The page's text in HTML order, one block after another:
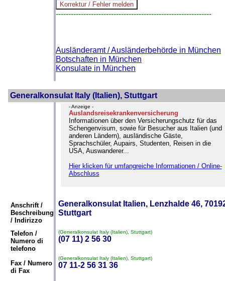
--------------------------------------------------------------
Ausländeramt / Ausländerbehörde in München
Botschaften in München
Konsulate in München
Generalkonsulat Italy (Italien), Stuttgart
- Anzeige -
Auslandsreisekrankenversicherung
Informationen über den Versicherungschutz für das
Schengenvisum, sowie für Besucher aus Italien (und
anderen Ländern), ausländische Gäste,
Sprachschüler, Aupairs, Studenten, Reisen in die
USA, Auswanderer...
Hier klicken für umfangreiche Informationen / Online-
Abschluss
Anschrift /
Beschreibung
/ Indirizzo
Generalkonsulat Italien, Lenzhalde 46,
Stuttgart
Telefon /
Numero di
telefono
(Generalkonsulat Italy (Italien), Stuttgart)
(07 11) 2 56 30
Fax / Numero
di Fax
(Generalkonsulat Italy (Italien), Stuttgart)
07 11-2 56 31 36